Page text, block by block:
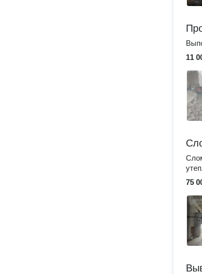
11
75